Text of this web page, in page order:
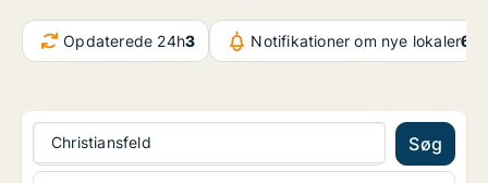
Opdaterede 24h3 Notifikationer om nye lokaler
Christiansfeld Søg